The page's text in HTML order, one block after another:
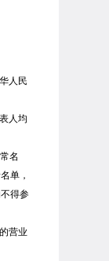
人民
人均
名
单，
得参
营业